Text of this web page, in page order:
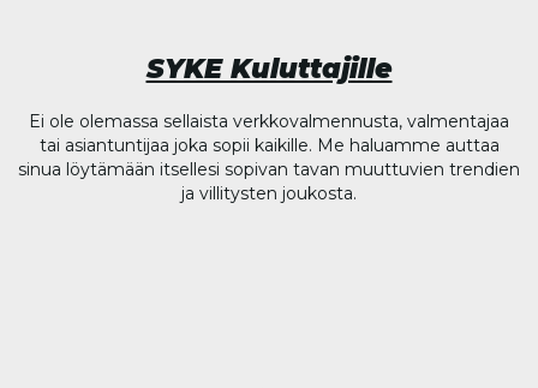
SYKE Kuluttajille
Ei ole olemassa sellaista verkkovalmennusta, valmentajaa
tai asiantuntijaa joka sopii kaikille. Me haluamme auttaa
sinua löytämään itsellesi sopivan tavan muuttuvien trendien
ja villitysten joukosta.